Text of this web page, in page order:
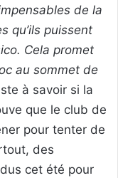
de la
qu’ils puissent
Cela promet
au sommet de
à savoir si la
que le club de
pour tenter de
des
cet été pour